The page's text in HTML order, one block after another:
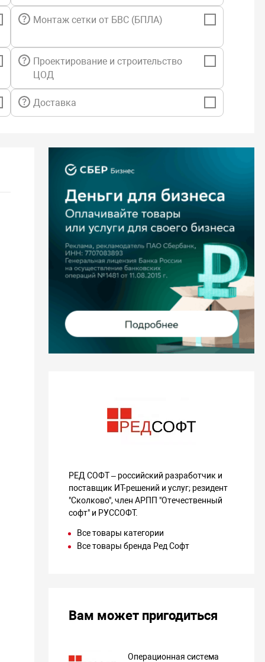
возможности),
по установке программного обеспечения
партнеров.
уровень техической поддержки:
знаний,
обновлений безопасности,
обновлений B рамках репозиториев пакетов текущей
обращений - без ограничений,
обращений - портал технической поддержки, телефон,
обращений (портал технической поддержки) - 24/7,
обращений - с 9:00 до 18:00 (МСК) по рабочим дням
приоритета Запроса),
проблемных ситуаций на тестовом стенде,
оборудования по предоставленной
связанных с совместимостью оборудования (при
по установке программного обеспечения
партнеров,
к системе Пользователя для сбора
необходимой для решения Запроса,
стороннего пакета в репозиторий РЕД ОС или обновление
пакета по инициативе Пользователя (по
Монтаж сетки от БВС (БПЛА)
Проектирование и строительство
ЦОД
Доставка
РЕД СОФТ – российский разработчик и
поставщик ИТ-решений и услуг; резидент
"Сколково", член АРПП "Отечественный
софт" и РУССОФТ.
Все товары категории
Все товары бренда Ред Софт
Вам может пригодиться
Операционная система